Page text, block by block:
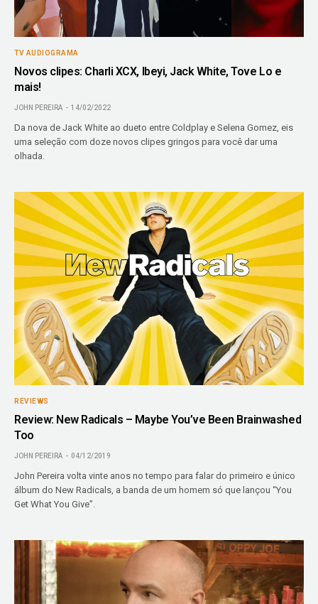
TV AUDIOGRAMA
Novos clipes: Charli XCX, Ibeyi, Jack White, Tove Lo e
mais!
JOHN PEREIRA 14/02/2022
Da nova de Jack White ao dueto entre Coldplay e Selena Gomez, eis
uma seleção com doze novos clipes gringos para você dar uma
olhada.
REVIEWS
Review: New Radicals – Maybe You’ve Been Brainwashed
Too
JOHN PEREIRA 04/12/2019
John Pereira volta vinte anos no tempo para falar do primeiro e único
álbum do New Radicals, a banda de um homem só que lançou “You
Get What You Give”.